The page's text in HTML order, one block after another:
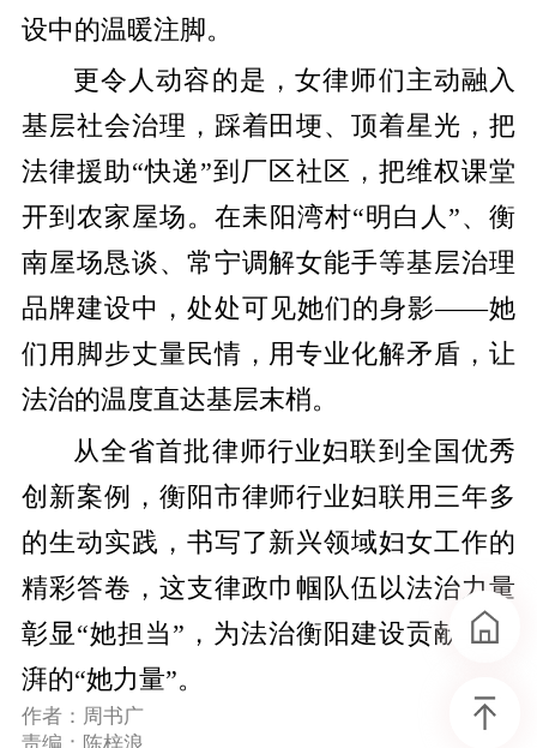
设中的温暖注脚。
更令人动容的是，女律师们主动融入
基层社会治理，踩着田埂、顶着星光，把
法律援助“快递”到厂区社区，把维权课堂
开到农家屋场。在耒阳湾村“明白人”、衡
南屋场恳谈、常宁调解女能手等基层治理
品牌建设中，处处可见她们的身影——她
们用脚步丈量民情，用专业化解矛盾，让
法治的温度直达基层末梢。
从全省首批律师行业妇联到全国优秀
创新案例，衡阳市律师行业妇联用三年多
的生动实践，书写了新兴领域妇女工作的
精彩答卷，这支律政巾帼队伍以法治力量
彰显“她担当”，为法治衡阳建设贡献了澎
湃的“她力量”。
作者：周书广